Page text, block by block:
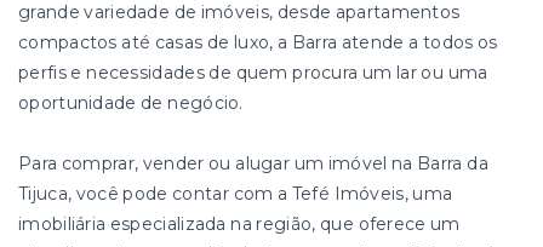
grande variedade de imóveis, desde apartamentos
compactos até casas de luxo, a Barra atende a todos os
perfis e necessidades de quem procura um lar ou uma
oportunidade de negócio.
Para comprar, vender ou alugar um imóvel na Barra da
Tijuca, você pode contar com a Tefé Imóveis, uma
imobiliária especializada na região, que oferece um